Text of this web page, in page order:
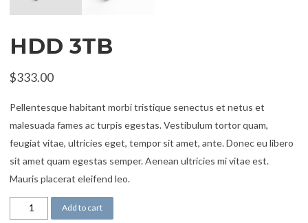
HDD 3TB
$333.00
Pellentesque habitant morbi tristique senectus et netus et
malesuada fames ac turpis egestas. Vestibulum tortor quam,
feugiat vitae, ultricies eget, tempor sit amet, ante. Donec eu libero
sit amet quam egestas semper. Aenean ultricies mi vitae est.
Mauris placerat eleifend leo.
HDD 3TB quantity
Add to cart